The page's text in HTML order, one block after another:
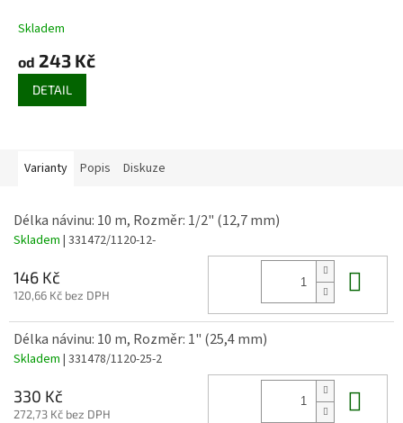
Skladem
od 243 Kč
DETAIL
Varianty Popis Diskuze
Délka návinu: 10 m, Rozměr: 1/2" (12,7 mm)
Skladem | 331472/1120-12-
146 Kč
120,66 Kč bez DPH
Délka návinu: 10 m, Rozměr: 1" (25,4 mm)
Skladem | 331478/1120-25-2
330 Kč
272,73 Kč bez DPH